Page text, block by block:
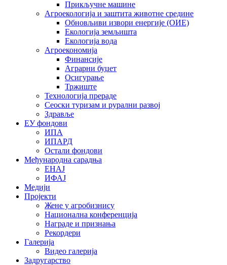
Прикључне машине
Агроекологија и заштита животне средине
Обновљиви извори енергије (ОИЕ)
Екологија земљишта
Екологија вода
Агроекономија
Финансије
Аграрни буџет
Осигурање
Тржиште
Технологија прераде
Сеоски туризам и рурални развој
Здравље
ЕУ фондови
ИПА
ИПАРД
Остали фондови
Међународна сарадња
ЕНАЈ
ИФАЈ
Медији
Пројекти
Жене у агробизнису
Национална конференција
Награде и признања
Рекордери
Галерија
Видео галерија
Задругарство